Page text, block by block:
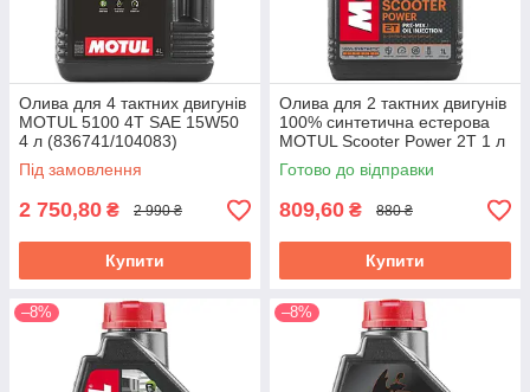
Олива для 4 тактних двигунів
MOTUL 5100 4T SAE 15W50
4 л (836741/104083)
Під замовлення
2 750,80 ₴ 2 990 ₴
Купити
Олива для 2 тактних двигунів
100% синтетична естерова
MOTUL Scooter Power 2T 1 л
(105881)
Готово до відправки
809,60 ₴ 880 ₴
Купити
–8% –8%